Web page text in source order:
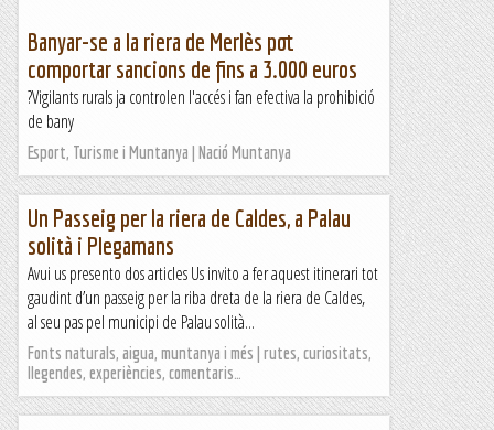
Banyar-se a la riera de Merlès pot
comportar sancions de fins a 3.000 euros
?Vigilants rurals ja controlen l'accés i fan efectiva la prohibició
de bany
Esport, Turisme i Muntanya | Nació Muntanya
Un Passeig per la riera de Caldes, a Palau
solità i Plegamans
Avui us presento dos articles Us invito a fer aquest itinerari tot
gaudint d’un passeig per la riba dreta de la riera de Caldes,
al seu pas pel municipi de Palau solità...
Fonts naturals, aigua, muntanya i més | rutes, curiositats,
llegendes, experiències, comentaris…